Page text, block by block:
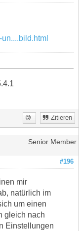
Zitieren
Senior Member
#196
mir
natürlich im
um einen
gleich nach
Einstellungen